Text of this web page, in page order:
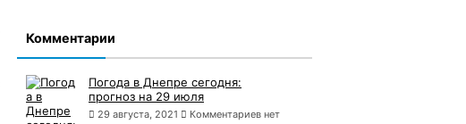
Комментарии
Погода в Днепре сегодня:
прогноз на 29 июля
29 августа, 2021 Комментариев нет